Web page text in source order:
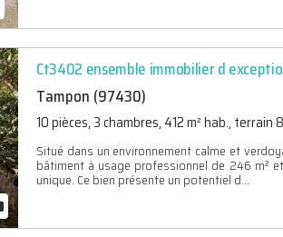
Ct3402 ensemble immobilier d
Tampon (97430)
10 pièces, 3 chambres, 412 m² hab., terrain
Situé dans un environnement calme et
bâtiment à usage professionnel de 246 m²
unique. Ce bien présente un potentiel d...